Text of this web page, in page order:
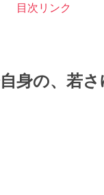
目次リンク
身の、若